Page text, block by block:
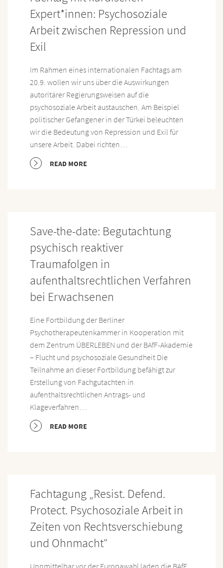
Expert*innen: Psychosoziale
Arbeit zwischen Repression und
Exil
Im Rahmen eines internationalen Fachtags am
20.9. wollen wir uns über die Auswirkungen
autoritärer Regierungsweisen auf die
psychosoziale Arbeit austauschen. Am Beispiel
politischer Gefangener in der Türkei beleuchten
wir die Bedeutung von Repression und Exil für
unsere Arbeit. Dabei richten…
READ MORE
Save-the-date: Begutachtung
psychisch reaktiver
Traumafolgen in
aufenthaltsrechtlichen Verfahren
bei Erwachsenen
Eine Fortbildung der Berliner
Psychotherapeutenkammer in Kooperation mit
dem Zentrum ÜBERLEBEN und der BAfF-Akademie
– Flucht und psychosoziale Gesundheit Die
Teilnahme an dieser Fortbildung befähigt zur
Erstellung von Fachgutachten in
aufenthaltsrechtlichen Antrags- und
Klageverfahren…
READ MORE
Fachtagung „Resist. Defend.
Protect. Psychosoziale Arbeit in
Zeiten von Rechtsverschiebung
und Ohnmacht“
Unnmittelbar vor der Europawahl laden die BAfF